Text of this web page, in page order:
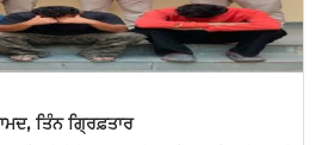
ਤਿੰਨ ਗ੍ਰਿਫ਼ਤਾਰ